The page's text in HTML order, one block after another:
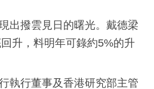
出撥雲見日的曙光。戴德梁
升，料明年可錄約5%的升
執行董事及香港研究部主管